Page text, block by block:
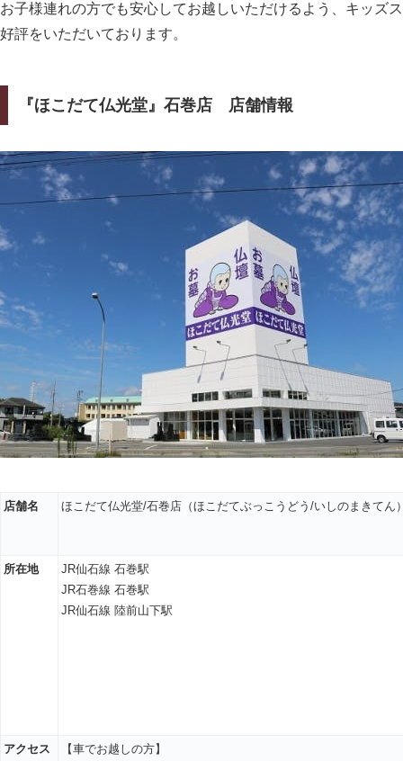
お子様連れの方でも安心してお越しいただけるよう、キッズ
好評をいただいております。
『ほこだて仏光堂』石巻店 店舗情報
店舗名 ほこだて仏光堂/石巻店（ほこだてぶっこうどう/いしのまきてん
所在地
JR仙石線 石巻駅
JR石巻線 石巻駅
JR仙石線 陸前山下駅
アクセス
【車でお越しの方】